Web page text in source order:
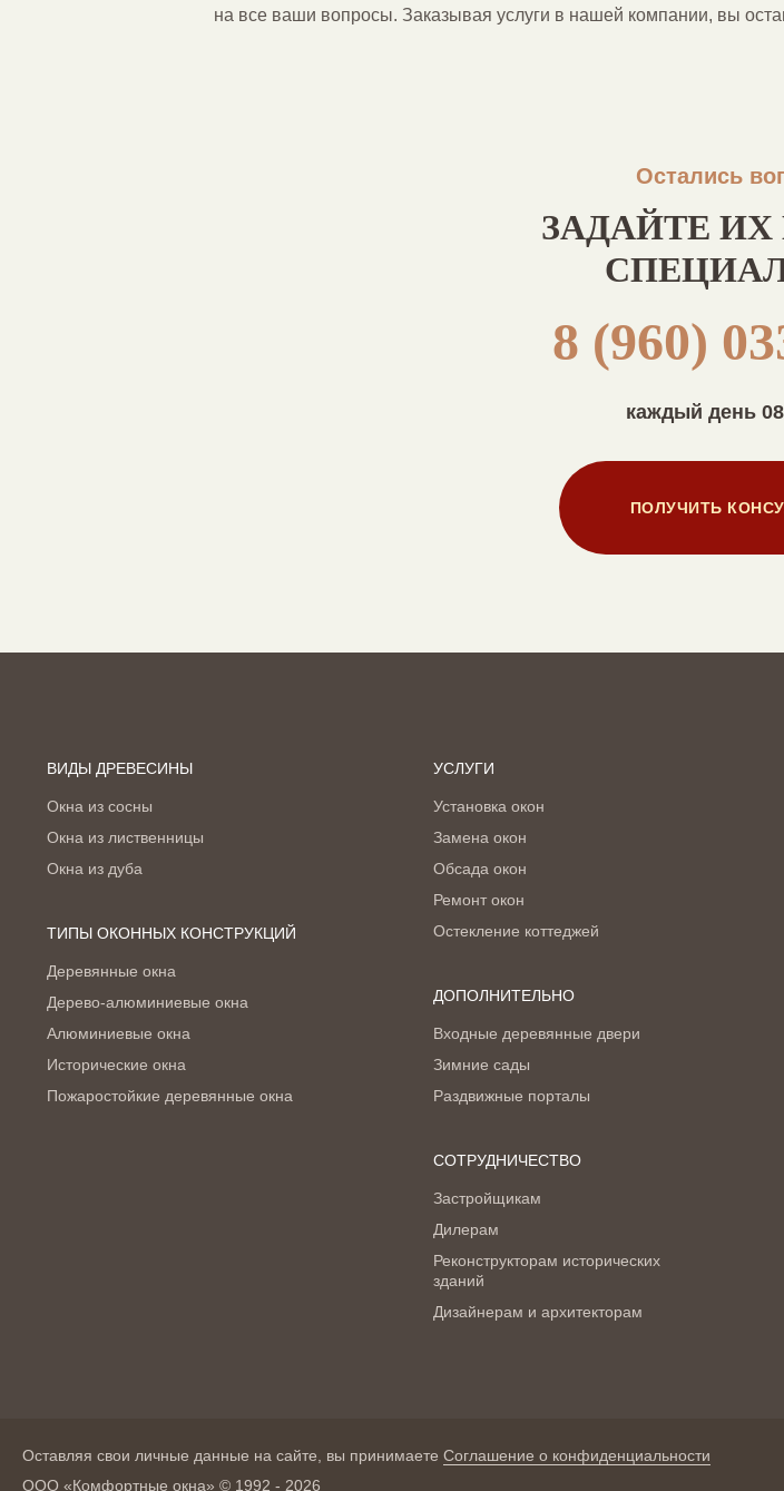
на все ваши вопросы. Заказывая услуги в нашей компании, вы
Остались
ЗАДАЙТЕ
8 (960)
каждый день
ПОЛУЧИТЬ
ВИДЫ ДРЕВЕСИНЫ
Окна из сосны
Окна из лиственницы
Окна из дуба
ТИПЫ ОКОННЫХ КОНСТРУКЦИЙ
Деревянные окна
Дерево-алюминиевые окна
Алюминиевые окна
Исторические окна
Пожаростойкие деревянные окна
УСЛУГИ
Установка окон
Замена окон
Обсада окон
Ремонт окон
Остекление коттеджей
ДОПОЛНИТЕЛЬНО
Входные деревянные двери
Зимние сады
Раздвижные порталы
СОТРУДНИЧЕСТВО
Застройщикам
Дилерам
Реконструкторам исторических
зданий
Дизайнерам и архитекторам
Оставляя свои личные данные на сайте, вы принимаете Соглашение о конфиденциальности
ООО «Комфортные окна» © 1992 - 2026